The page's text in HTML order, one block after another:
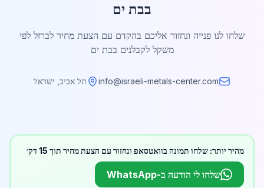
בבת ים
שלחו לנו פנייה ונחזור אליכם בהקדם עם הצעת מחיר לברזל לפי
משקל לקבלנים בבת ים
info@israeli-metals-center.com תל אביב, ישראל
מהיר יותר: שלחו תמונה בוואטסאפ ונחזור עם הצעת מחיר תוך 15 דק׳
שלחו לי הודעה ב-WhatsApp